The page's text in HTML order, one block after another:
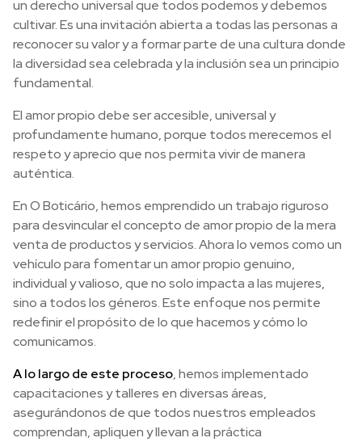
un derecho universal que todos podemos y debemos
cultivar. Es una invitación abierta a todas las personas a
reconocer su valor y a formar parte de una cultura donde
la diversidad sea celebrada y la inclusión sea un principio
fundamental.
El amor propio debe ser accesible, universal y
profundamente humano, porque todos merecemos el
respeto y aprecio que nos permita vivir de manera
auténtica.
En O Boticário, hemos emprendido un trabajo riguroso
para desvincular el concepto de amor propio de la mera
venta de productos y servicios. Ahora lo vemos como un
vehículo para fomentar un amor propio genuino,
individual y valioso, que no solo impacta a las mujeres,
sino a todos los géneros. Este enfoque nos permite
redefinir el propósito de lo que hacemos y cómo lo
comunicamos.
A lo largo de este proceso, hemos implementado
capacitaciones y talleres en diversas áreas,
asegurándonos de que todos nuestros empleados
comprendan, apliquen y llevan a la práctica